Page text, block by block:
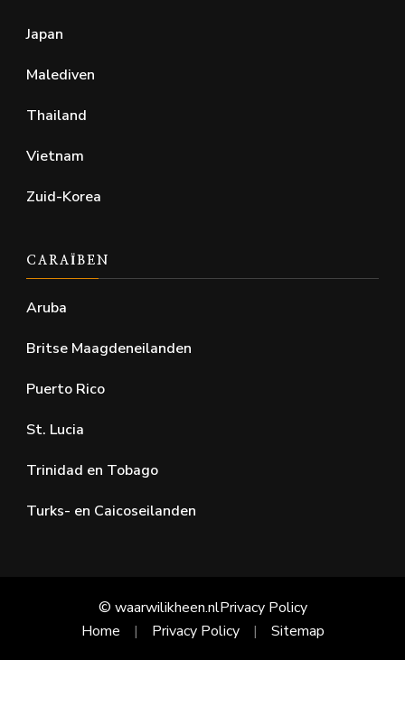
Japan
Malediven
Thailand
Vietnam
Zuid-Korea
CARAÏBEN
Aruba
Britse Maagdeneilanden
Puerto Rico
St. Lucia
Trinidad en Tobago
Turks- en Caicoseilanden
© waarwilikheen.nlPrivacy Policy
Home
Privacy Policy Sitemap